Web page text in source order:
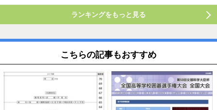
ランキングをもっと見る
こちらの記事もおすすめ